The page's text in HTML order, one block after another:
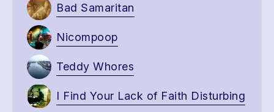
Bad Samaritan
Nicompoop
Teddy Whores
I Find Your Lack of Faith Disturbing